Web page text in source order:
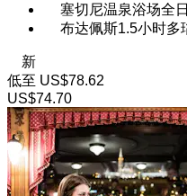
塞切尼温泉浴场全
布达佩斯1.5小时多
新
低至 US$78.62
US$74.70